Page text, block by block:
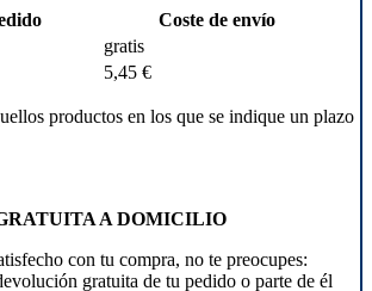
Coste de envío
gratis
5,45 €
productos en los que se indique un plazo
A DOMICILIO
con tu compra, no te preocupes:
gratuita de tu pedido o parte de él